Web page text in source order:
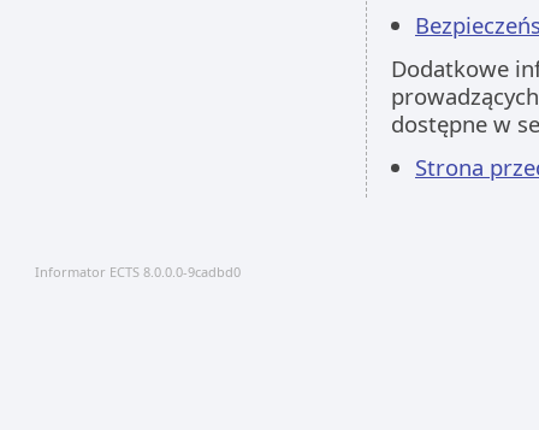
Dodatkowe
dostępne w
Strona
Informator ECTS 8.0.0.0-9cadbd0